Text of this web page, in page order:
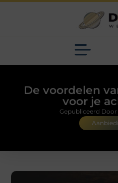
De voordelen
voor je
Gepubliceerd